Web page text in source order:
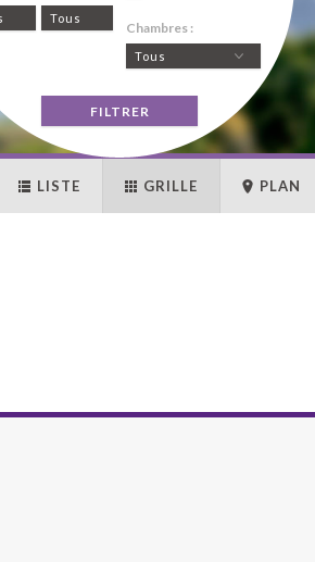
Tous
Chambres :
Tous
LISTE GRILLE PLAN